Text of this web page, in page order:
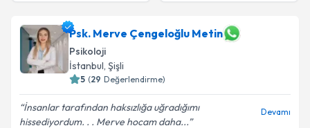
Psk. Merve Çengeloğlu Metin
Psikoloji
İstanbul, Şişli
5 (29 Değerlendirme)
İnsanlar tarafından haksızlığa uğradığımı
hissediyordum. . . Merve hocam daha...
Devamı